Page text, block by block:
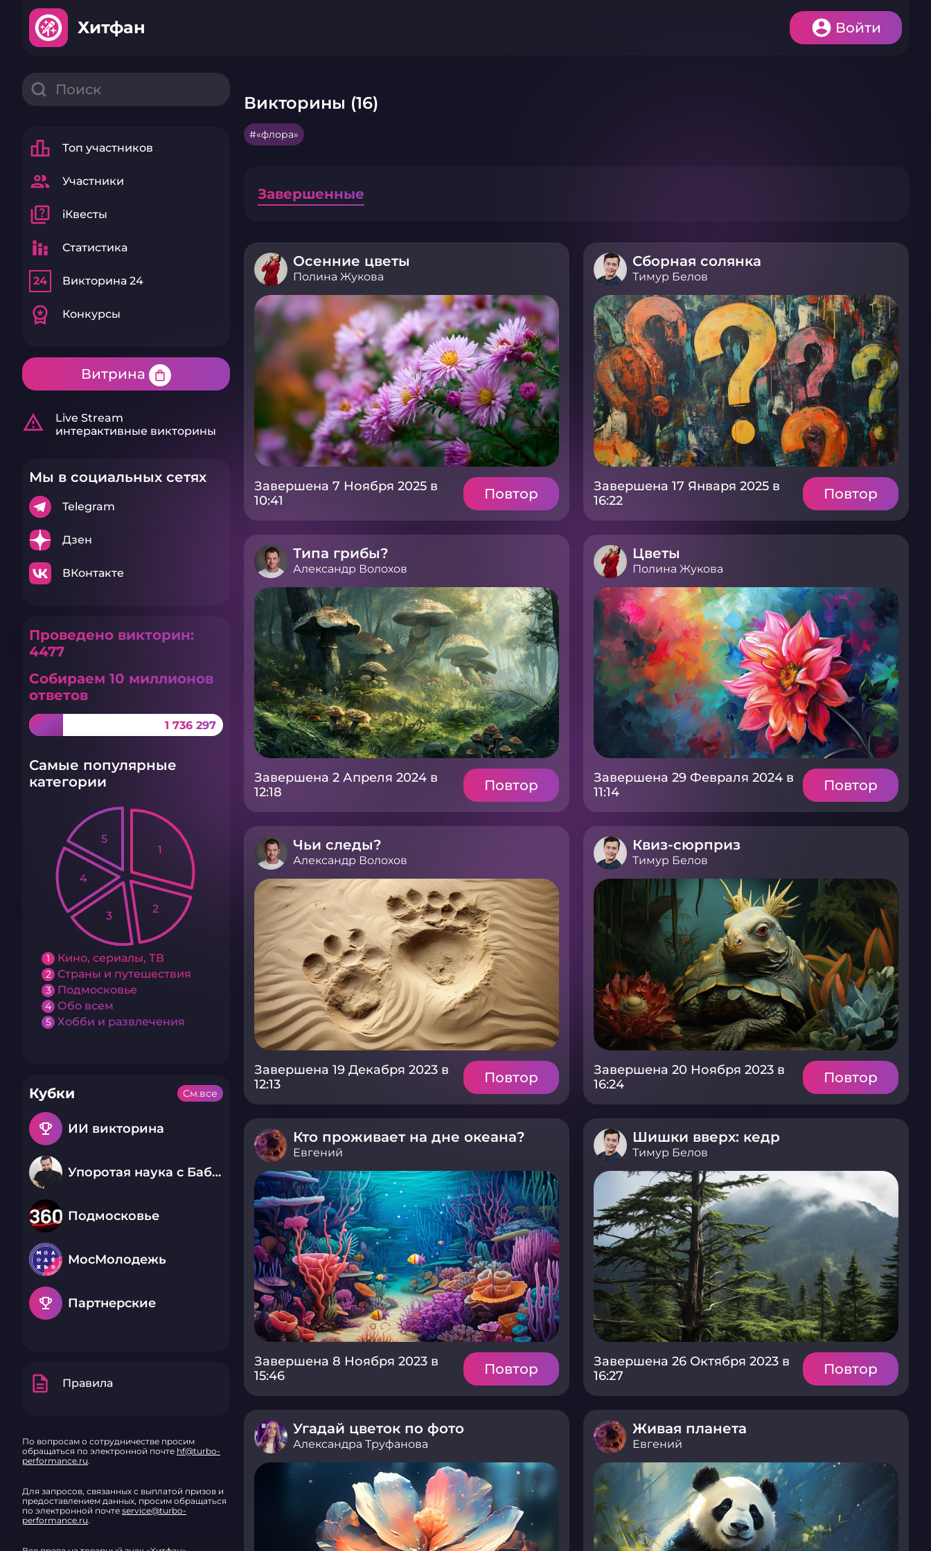
Хитфан Войти
leaderboard Топ участников
group Участники
quiz iКвесты
stacked_bar_chart Статистика
24 Викторина 24
workspace_premium Конкурсы
Витрина shopping_bag
warning_amber
Live Stream
интерактивные викторины
Мы в социальных сетях
Telegram
Дзен
ВКонтакте
Проведено викторин:
4477
Собираем 10 миллионов
ответов
1 736 297
Самые популярные
категории
1 Кино, сериалы, ТВ
2 Страны и путешествия
3 Подмосковье
4 Обо всем
5 Хобби и развлечения
1
2
3
4
5
Кубки
emoji_events ИИ викторина
Упоротая наука с Бабаем Лютым
Подмосковье
МосМолодежь
emoji_events Партнерские
См.все
description Правила
По вопросам о сотрудничестве просим
обращаться по электронной почте hf@turbo-
performance.ru.
Для запросов, связанных с выплатой призов и
предоставлением данных, просим обращаться
по электронной почте service@turbo-
performance.ru.
Викторины (16)
«флора»
Завершенные
Осенние цветы
Полина Жукова
Завершена 7 Ноября 2025 в
10:41
Повтор
Сборная солянка
Тимур Белов
Завершена 17 Января 2025 в
16:22
Повтор
Типа грибы?
Александр Волохов
Завершена 2 Апреля 2024 в
12:18
Повтор
Цветы
Полина Жукова
Завершена 29 Февраля 2024 в
11:14
Повтор
Чьи следы?
Александр Волохов
Завершена 19 Декабря 2023 в
12:13
Повтор
Квиз-сюрприз
Тимур Белов
Завершена 20 Ноября 2023 в
16:24
Повтор
Кто проживает на дне океана?
Евгений
Завершена 8 Ноября 2023 в
15:46
Повтор
Шишки вверх: кедр
Тимур Белов
Завершена 26 Октября 2023 в
16:27
Повтор
Угадай цветок по фото
Александра Труфанова
Живая планета
Евгений